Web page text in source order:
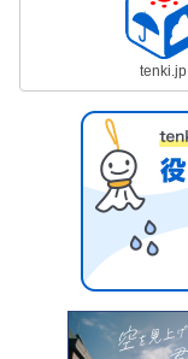
tenki.jp